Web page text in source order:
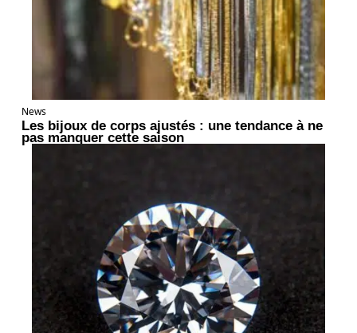
News
Les bijoux de corps ajustés : une tendance à ne
pas manquer cette saison